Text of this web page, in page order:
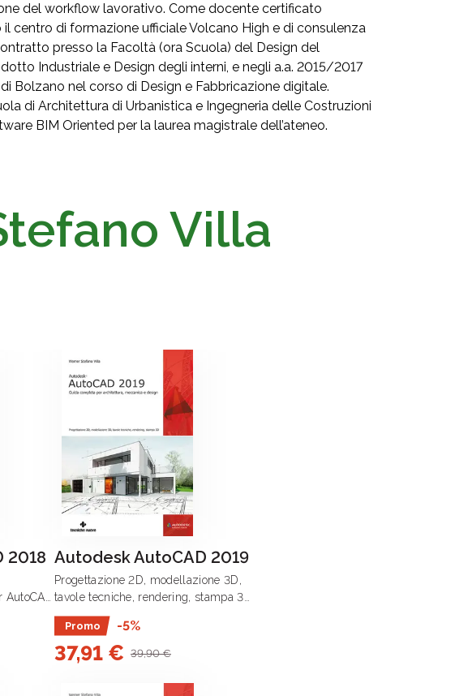
del workflow lavorativo. Come docente certificato
centro di formazione ufficiale Volcano High e di consulenza
presso la Facoltà (ora Scuola) del Design del
Industriale e Design degli interni, e negli a.a. 2015/2017
Bolzano nel corso di Design e Fabbricazione digitale.
di Architettura di Urbanistica e Ingegneria delle Costruzioni
BIM Oriented per la laurea magistrale dell’ateneo.
Villa
2018 Autodesk AutoCAD 2019
Progettazione 2D, modellazione 3D,
tavole tecniche, rendering, stampa 3D
Il libro è una guida operativa sull’uso
di AutoCAD 2019 nei campi
dell’architettura, del design e della
progettazione .
Promo -5%
37,91 € 39,90 €